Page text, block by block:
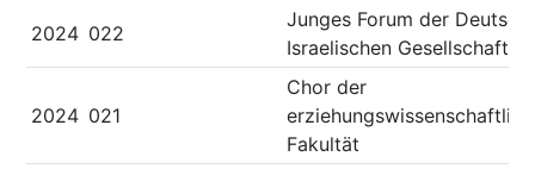
2024 022
Junges Forum der Deutsch
Israelischen Gesellschaft
2024 021
Chor der
Fakultät